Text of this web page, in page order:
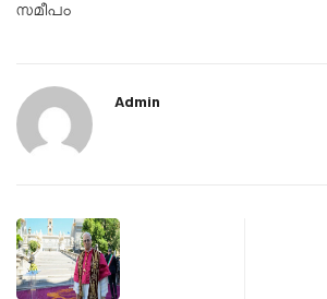
സമീപം
Admin